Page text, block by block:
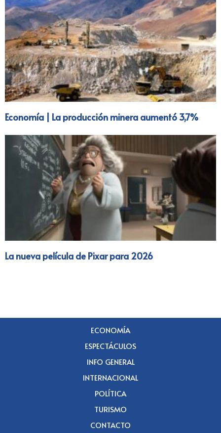
Economía | La producción minera aumentó 3,7%
La nueva película de Pixar para 2026
ECONOMÍA
ESPECTÁCULOS
INFO GENERAL
INTERNACIONAL
POLÍTICA
TURISMO
CONTACTO